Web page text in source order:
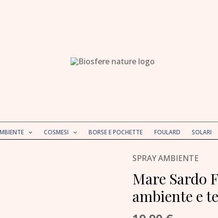
COSMESI BORSE E POCHETTE FOULARD SOLARI
SPRAY AMBIENTE
Mare Sardo
ambiente e
Mare
Sardo
Fiori
di
Sale